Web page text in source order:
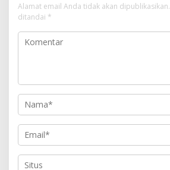
Alamat email Anda tidak akan dipublikasikan.
ditandai *